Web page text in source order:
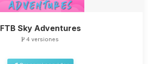
FTB Sky Adventures
4 versiones